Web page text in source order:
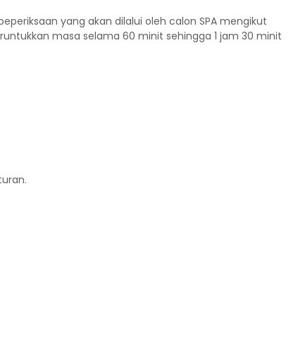
yang akan dilalui oleh calon SPA mengikut
masa selama 60 minit sehingga 1 jam 30 minit